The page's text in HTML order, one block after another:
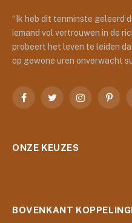
“Ik heb dit tenminste geleerd
iemand vol vertrouwen in de
probeert het leven te leiden
op gewone uren onverwacht
FacebookTwitterInstagram
ONZE KEUZES
BOVENKANT